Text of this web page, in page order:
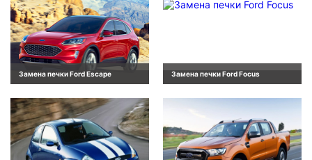
Замена печки Ford Escape Замена печки Ford Focus